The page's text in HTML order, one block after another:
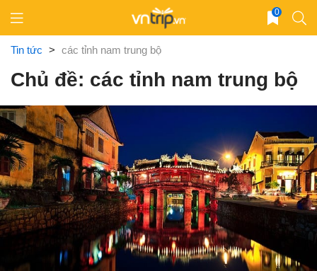
content
0
Tin tức > các tỉnh nam trung bộ
Chủ đề: các tỉnh nam trung bộ